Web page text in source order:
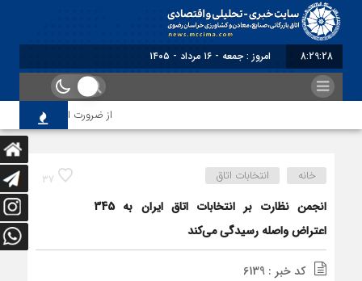
8:29:28 امروز : جمعه - ۱۶ مرداد - ۱۴۰۵
از ضرورت اصلاح رویه‌های
37 خانه انتخابات اتاق
انجمن نظارت بر انتخابات اتاق‌ ایران به 345
اعتراض واصله رسیدگی می‌کند
کد خبر : 6139